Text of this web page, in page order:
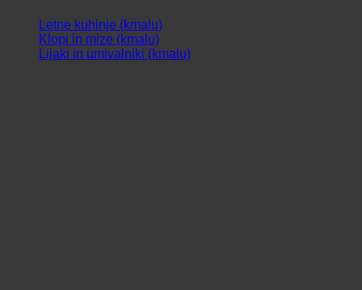
Letne kuhinje (kmalu)
Klopi in mize (kmalu)
Lijaki in umivalniki (kmalu)